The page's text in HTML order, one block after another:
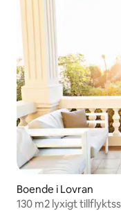
Boende i Lovran
130 m2 lyxigt